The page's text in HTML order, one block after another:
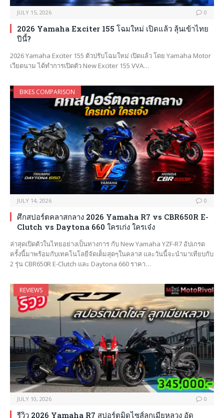
JULY 15, 2026 0
2026 Yamaha Exciter 155 โฉมใหม่ เปิดแล้ว ลุ้นเข้าไทย
ปีนี้?
2026 Yamaha Exciter 155 ตัวปรับโฉมใหม่ เปิดแล้ว โดย Yamaha Motor
เวียดนาม ได้ทำการเปิดตัว New Exciter 155 VVA…
BIKES COMPARISON
JULY 14, 2026 0
ศึกสปอร์ตคลาสกลาง 2026 Yamaha R7 vs CBR650R E-
Clutch vs Daytona 660 ใครเก่ง ใครเจ๋ง
ล่าสุดเปิดตัวในไทยอย่างเป็นทางการ กับ New Yamaha YZF-R7 อัปเกรด
ครั้งนี้มาพร้อมกับเทคโนโลยีจัดเต็มสุดๆในคลาส และวันนี้จะนำมาเทียบกับ
2 รุ่น CBR650R E-Clutch และ Daytona 660 ราคา…
REVIEWS
JULY 10, 2026 0
รีวิว 2026 Yamaha R7 สปอร์ตมิดไซส์ลูกเมียหลวง อัด